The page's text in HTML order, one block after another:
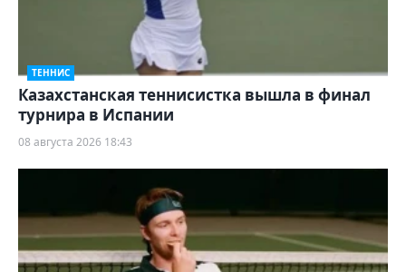
ТЕННИС
Казахстанская теннисистка вышла в финал
турнира в Испании
08 августа 2026 18:43